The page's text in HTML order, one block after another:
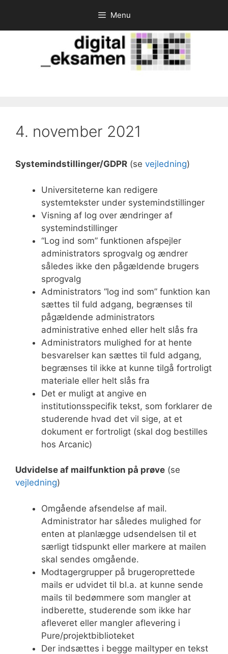
indhold
Menu
4. november 2021
Systemindstillinger/GDPR (se vejledning)
Universiteterne kan redigere
systemtekster under systemindstillinger
Visning af log over ændringer af
systemindstillinger
“Log ind som” funktionen afspejler
administrators sprogvalg og ændrer
således ikke den pågældende brugers
sprogvalg
Administrators “log ind som” funktion kan
sættes til fuld adgang, begrænses til
pågældende administrators
administrative enhed eller helt slås fra
Administrators mulighed for at hente
besvarelser kan sættes til fuld adgang,
begrænses til ikke at kunne tilgå fortroligt
materiale eller helt slås fra
Det er muligt at angive en
institutionsspecifik tekst, som forklarer de
studerende hvad det vil sige, at et
dokument er fortroligt (skal dog bestilles
hos Arcanic)
Udvidelse af mailfunktion på prøve (se
vejledning)
Omgående afsendelse af mail.
Administrator har således mulighed for
enten at planlægge udsendelsen til et
særligt tidspunkt eller markere at mailen
skal sendes omgående.
Modtagergrupper på brugeroprettede
mails er udvidet til bl.a. at kunne sende
mails til bedømmere som mangler at
indberette, studerende som ikke har
afleveret eller mangler aflevering i
Pure/projektbiblioteket
Der indsættes i begge mailtyper en tekst